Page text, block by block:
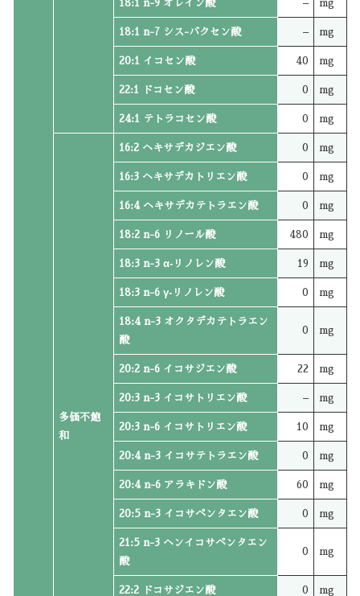
18:1 n-9 オレイン酸 – mg
18:1 n-7 シス-バクセン酸 – mg
20:1 イコセン酸 40 mg
22:1 ドコセン酸 0 mg
24:1 テトラコセン酸 0 mg
多価不飽
和
16:2 ヘキサデカジエン酸 0 mg
16:3 ヘキサデカトリエン酸 0 mg
16:4 ヘキサデカテトラエン酸 0 mg
18:2 n-6 リノール酸 480 mg
18:3 n-3 α‐リノレン酸 19 mg
18:3 n-6 γ‐リノレン酸 0 mg
18:4 n-3 オクタデカテトラエン
酸
0 mg
20:2 n-6 イコサジエン酸 22 mg
20:3 n-3 イコサトリエン酸 – mg
20:3 n-6 イコサトリエン酸 10 mg
20:4 n-3 イコサテトラエン酸 0 mg
20:4 n-6 アラキドン酸 60 mg
20:5 n-3 イコサペンタエン酸 0 mg
21:5 n-3 ヘンイコサペンタエン
酸
0 mg
22:2 ドコサジエン酸 0 mg